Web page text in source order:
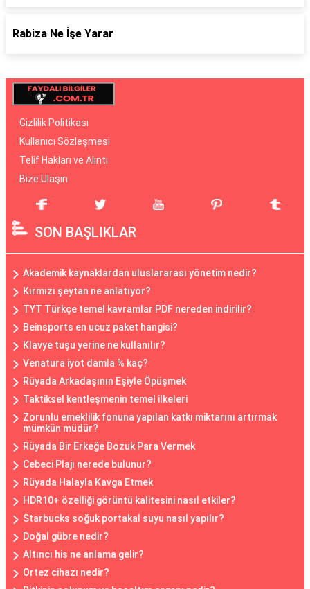
Rabiza Ne İşe Yarar
Gizlilik Politikası
Kullanıcı Sözleşmesi
Telif Hakları ve Alıntı
Bize Ulaşın
SON BAŞLIKLAR
Akademik kaynaklardan uluslararası yönetim nedir?
Kırmızı şeytan ne anlatıyor?
TYT Türkçe temel kavramlar PDF nereden indirilir?
Beinsports en ucuz paket hangisi?
Klavye tuşu yerine ne kullanılır?
Venatura iyot damla % kaç?
Rüyada Arkadaşının Eşiyle Öpüşmek
Taktiksel kentleşmenin temel ilkeleri
Zorunlu emeklilik fonuna yapılan katkı miktarını artırmak
mümkün müdür?
Rüyada Bir Erkeğe Bozuk Para Vermek
Cebeci Plajı nerede bulunur?
Rüyada Halayla Kavga Etmek
HDR10+ özelliği görüntü kalitesini nasıl etkiler?
Starbucks soğuk portakal suyu nasıl yapılır?
Doğal gübre nedir?
Altıncı his ne anlama gelir?
Ortez cihazı nedir?